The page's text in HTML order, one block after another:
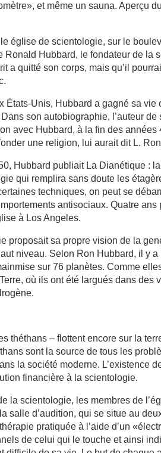
et même un sauna. Aperçu
église de scientologie, sur le
Ronald Hubbard, le fondateur de la
a quitté son corps, mais qu’il
États-Unis, Hubbard a gagné sa
son autobiographie, l’auteur
avec Hubbard, à la fin des
une religion, lui aurait dit L.
Hubbard publiait La Dianétique :
qui remplira sans doute les
techniques, on peut se
antisociaux. Quatre
à Los Angeles.
proposait sa propre vision de la
niveau. Selon Ron Hubbard, il y
sur 76 planètes. Comme
où ils ont été largués dans des
théthans – flottent encore sur la
sont la source de tous les
la société moderne. L’existence
financière à la scientologie.
la scientologie, les membres de
salle d’audition, qui se situe au
pratiquée à l’aide d’un
de celui qui le touche et ainsi